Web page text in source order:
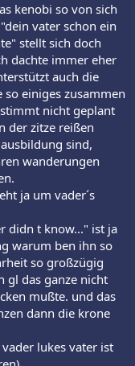
kenobi so von sich
vater schon ein
stellt sich doch
dachte immer eher
auch die
einiges zusammen
nicht geplant
der zitze reißen
sind,
wanderungen
ja um vader´s
didn t know..." ist ja
warum ben ihn so
so großzügig
gl das ganze nicht
mußte. und das
dann die krone
lukes vater ist